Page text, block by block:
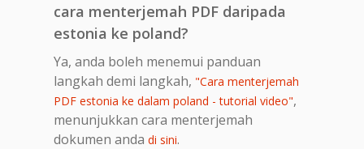
cara menterjemah PDF daripada
estonia ke poland?
Ya, anda boleh menemui panduan
langkah demi langkah, "Cara menterjemah
PDF estonia ke dalam poland - tutorial video",
menunjukkan cara menterjemah
dokumen anda di sini.